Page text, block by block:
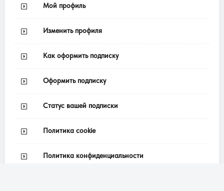
Мой профиль
Изменить профиля
Как оформить подписку
Оформить подписку
Статус вашей подписки
Политика cookie
Политика конфиденциальности